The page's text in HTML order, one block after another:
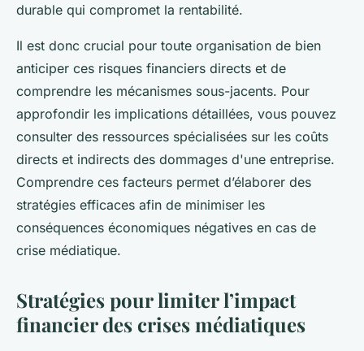
durable qui compromet la rentabilité.
Il est donc crucial pour toute organisation de bien
anticiper ces risques financiers directs et de
comprendre les mécanismes sous-jacents. Pour
approfondir les implications détaillées, vous pouvez
consulter des ressources spécialisées sur les coûts
directs et indirects des dommages d'une entreprise.
Comprendre ces facteurs permet d’élaborer des
stratégies efficaces afin de minimiser les
conséquences économiques négatives en cas de
crise médiatique.
Stratégies pour limiter l’impact
financier des crises médiatiques